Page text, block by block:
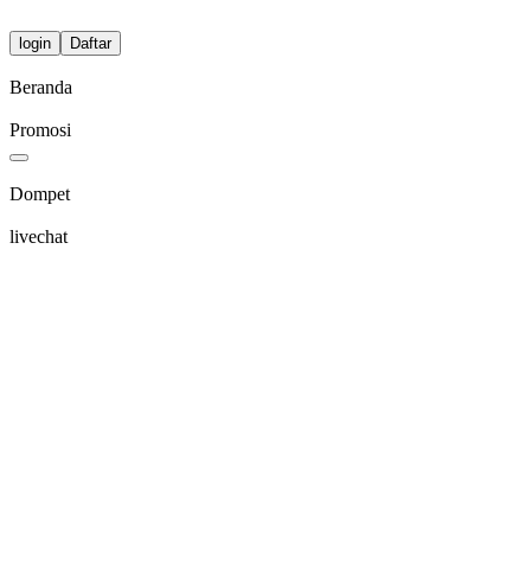
login Daftar
Beranda
Promosi
Dompet
livechat